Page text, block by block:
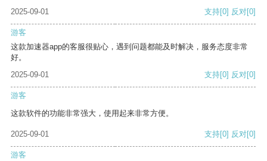
2025-09-01
支持[0] 反对[0]
游客
这款加速器app的客服很贴心，遇到问题都能及时解决，服务态度非常
好。
2025-09-01
支持[0] 反对[0]
游客
这款软件的功能非常强大，使用起来非常方便。
2025-09-01 支持[0] 反对[0]
游客